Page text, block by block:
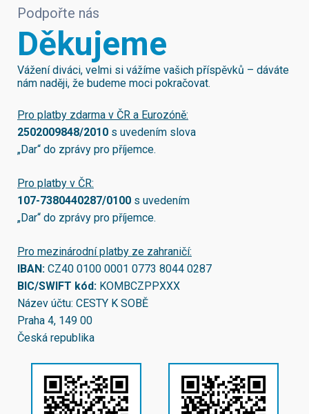
Podpořte nás
Děkujeme
Vážení diváci, velmi si vážíme vašich příspěvků – dáváte
nám naději, že budeme moci pokračovat.
Pro platby zdarma v ČR a Eurozóně:
2502009848/2010 s uvedením slova
„Dar“ do zprávy pro příjemce.
Pro platby v ČR:
107-7380440287/0100 s uvedením
„Dar“ do zprávy pro příjemce.
Pro mezinárodní platby ze zahraničí:
IBAN: CZ40 0100 0001 0773 8044 0287
BIC/SWIFT kód: KOMBCZPPXXX
Název účtu: CESTY K SOBĚ
Praha 4, 149 00
Česká republika